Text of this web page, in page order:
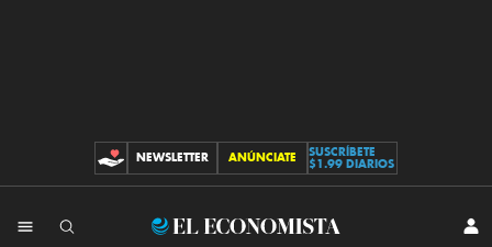
CONTRIBUCIONES
NEWSLETTER ANÚNCIATE
SUSCRÍBETE
$1.99 DIARIOS
El